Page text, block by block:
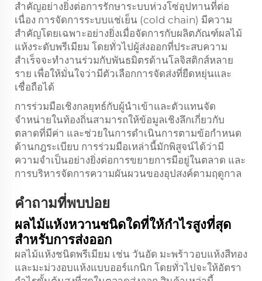
สำคัญอย่างยิ่งต่อการรักษาระบบห่วงโซ่อุปทานที่ต่อ
เนื่อง การจัดการระบบแช่เย็น (cold chain) มีความ
สำคัญโดยเฉพาะอย่างยิ่งเมื่อจัดการกับผลิตภัณฑ์ผลไม้
แห้งระดับพรีเมียม โดยทั่วไปผู้ส่งออกที่ประสบความ
สำเร็จจะทำงานร่วมกับพันธมิตรด้านโลจิสติกส์หลาย
ราย เพื่อให้มั่นใจว่ามีตัวเลือกการจัดส่งที่ยืดหยุ่นและ
เชื่อถือได้
การร่วมมือเชิงกลยุทธ์กับผู้นำเข้าและตัวแทนจัด
จำหน่ายในท้องถิ่นสามารถให้ข้อมูลเชิงลึกเกี่ยวกับ
ตลาดที่มีค่า และช่วยในการดำเนินการตามข้อกำหนด
ด้านกฎระเบียบ การร่วมมือเหล่านี้มักพิสูจน์ได้ว่ามี
ความจำเป็นอย่างยิ่งต่อการขยายการมีอยู่ในตลาด และ
การบริหารจัดการความผันผวนของอุปสงค์ตามฤดูกาล
คำถามที่พบบ่อย
ผลไม้แห้งหวานชนิดใดที่ให้กำไรสูงที่สุด
สำหรับการส่งออก
ผลไม้แห้งชนิดพรีเมียม เช่น วันอัด มะพร้าวอบแห้งสีทอง
และมะม่วงอบแห้งแบบออร์แกนิก โดยทั่วไปจะให้อัตรา